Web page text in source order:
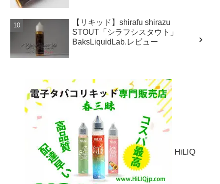
【リキッド】shirafu shirazu
STOUT「シラフシスタウト」
BaksLiquidLab.レビュー
HiLIQ